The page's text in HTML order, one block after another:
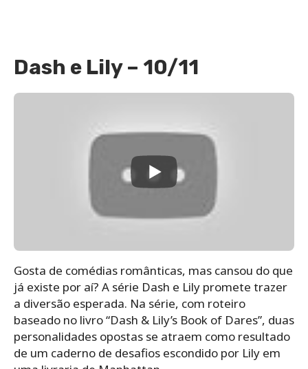
Dash e Lily – 10/11
Gosta de comédias românticas, mas cansou do que
já existe por aí? A série Dash e Lily promete trazer
a diversão esperada. Na série, com roteiro
baseado no livro “Dash & Lily’s Book of Dares”, duas
personalidades opostas se atraem como resultado
de um caderno de desafios escondido por Lily em